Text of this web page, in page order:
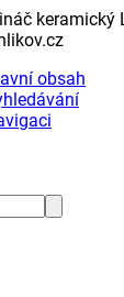
keramický
obsah